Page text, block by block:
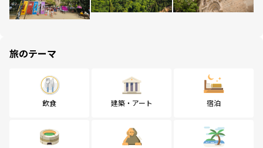
旅のテーマ
飲食 建築・アート 宿泊